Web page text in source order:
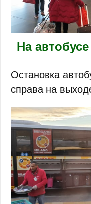
На
Остановка
справа на